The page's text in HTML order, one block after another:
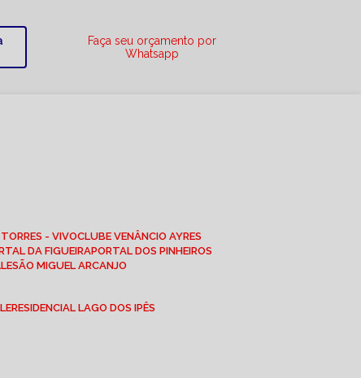
Faça seu orçamento por
Whatsapp
TORRES - VIVO CLUBE VENÂNCIO AYRES
DA FIGUEIRA PORTAL DOS PINHEIROS
SÃO MIGUEL ARCANJO
RESIDENCIAL LAGO DOS IPÊS